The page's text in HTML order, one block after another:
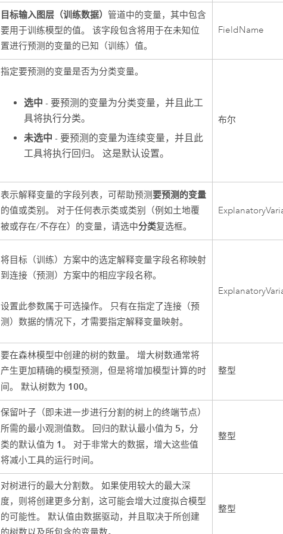
目标输入图层（训练数据）管道中的变量，其中包含
要用于训练模型的值。 该字段包含将用于在未知位
置进行预测的变量的已知（训练）值。
FieldName
指定要预测的变量是否为分类变量。
选中 - 要预测的变量为分类变量，并且此工
具将执行分类。
未选中 - 要预测的变量为连续变量，并且此
工具将执行回归。 这是默认设置。
布尔
表示解释变量的字段列表，可帮助预测要预测的变量
的值或类别。 对于任何表示类或类别（例如土地覆
被或存在/不存在）的变量，请选中分类复选框。
将目标（训练）方案中的选定解释变量字段名称映射
到连接（预测）方案中的相应字段名称。
设置此参数属于可选操作。 只有在指定了连接（预
测）数据的情况下，才需要指定解释变量映射。
要在森林模型中创建的树的数量。 增大树数通常将
产生更加精确的模型预测，但是将增加模型计算的时
间。 默认树数为 100。
整型
保留叶子（即未进一步进行分割的树上的终端节点）
所需的最小观测值数。 回归的默认最小值为 5，分
类的默认值为 1。 对于非常大的数据，增大这些值
将减小工具的运行时间。
整型
对树进行的最大分割数。 如果使用较大的最大深
度，则将创建更多分割，这可能会增大过度拟合模型
的可能性。 默认值由数据驱动，并且取决于所创建
整型